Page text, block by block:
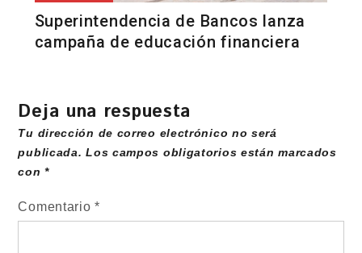
Superintendencia de Bancos lanza
campaña de educación financiera
Deja una respuesta
Tu dirección de correo electrónico no será
publicada. Los campos obligatorios están marcados
con*
Comentario*